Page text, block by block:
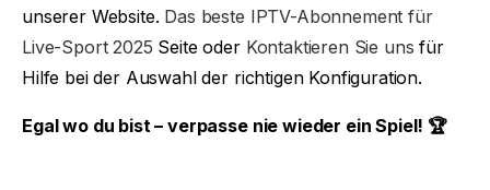
unserer Website. Das beste IPTV-Abonnement für
Live-Sport 2025 Seite oder Kontaktieren Sie uns für
Hilfe bei der Auswahl der richtigen Konfiguration.
Egal wo du bist – verpasse nie wieder ein Spiel! 🏆